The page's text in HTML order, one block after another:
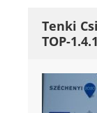
Tenki
TOP-